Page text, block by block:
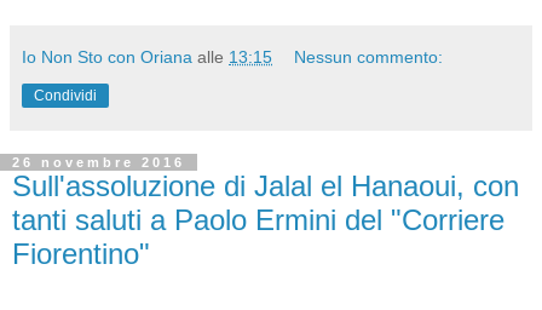
Io Non Sto con Oriana alle 13:15 Nessun commento:
Condividi
26 novembre 2016
Sull'assoluzione di Jalal el Hanaoui, con
tanti saluti a Paolo Ermini del "Corriere
Fiorentino"